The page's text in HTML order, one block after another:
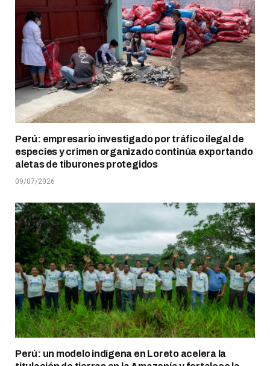
Perú: empresario investigado por tráfico ilegal de
especies y crimen organizado continúa exportando
aletas de tiburones protegidos
09/07/2026
Perú: un modelo indígena en Loreto acelera la